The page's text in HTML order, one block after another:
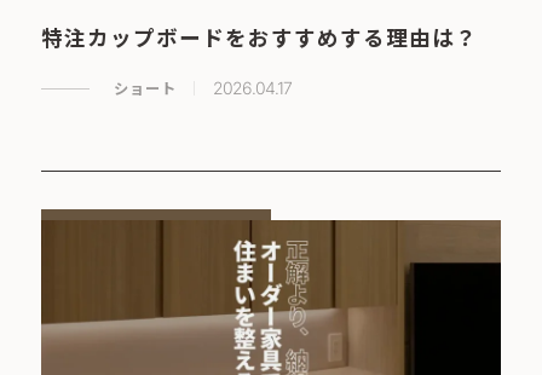
特注カップボードをおすすめする理由は？
ショート 2026.04.17